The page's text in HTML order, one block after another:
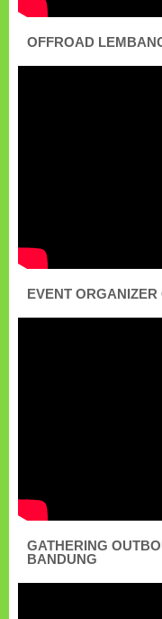
OFFROAD
EVENT
GATHERING
BANDUNG